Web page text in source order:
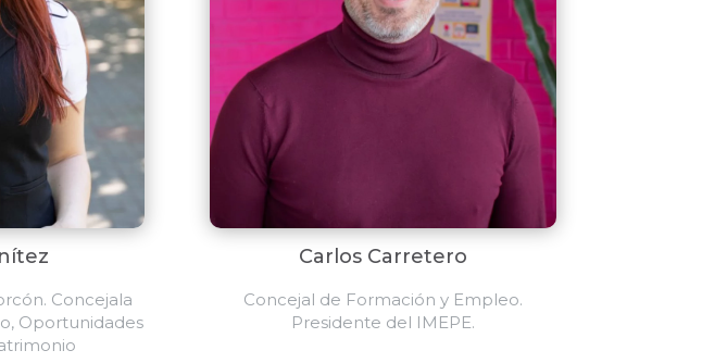
Concejala
Oportunidades
Carlos Carretero
Concejal de Formación y Empleo.
Presidente del IMEPE.